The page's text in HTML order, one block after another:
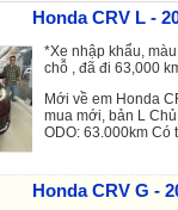
Honda CRV L -
*Xe nhập khẩu,
chỗ , đã đi 63,000 km
Mới về em Honda
mua mới, bản L
ODO: 63.000km Có
Honda CRV G -